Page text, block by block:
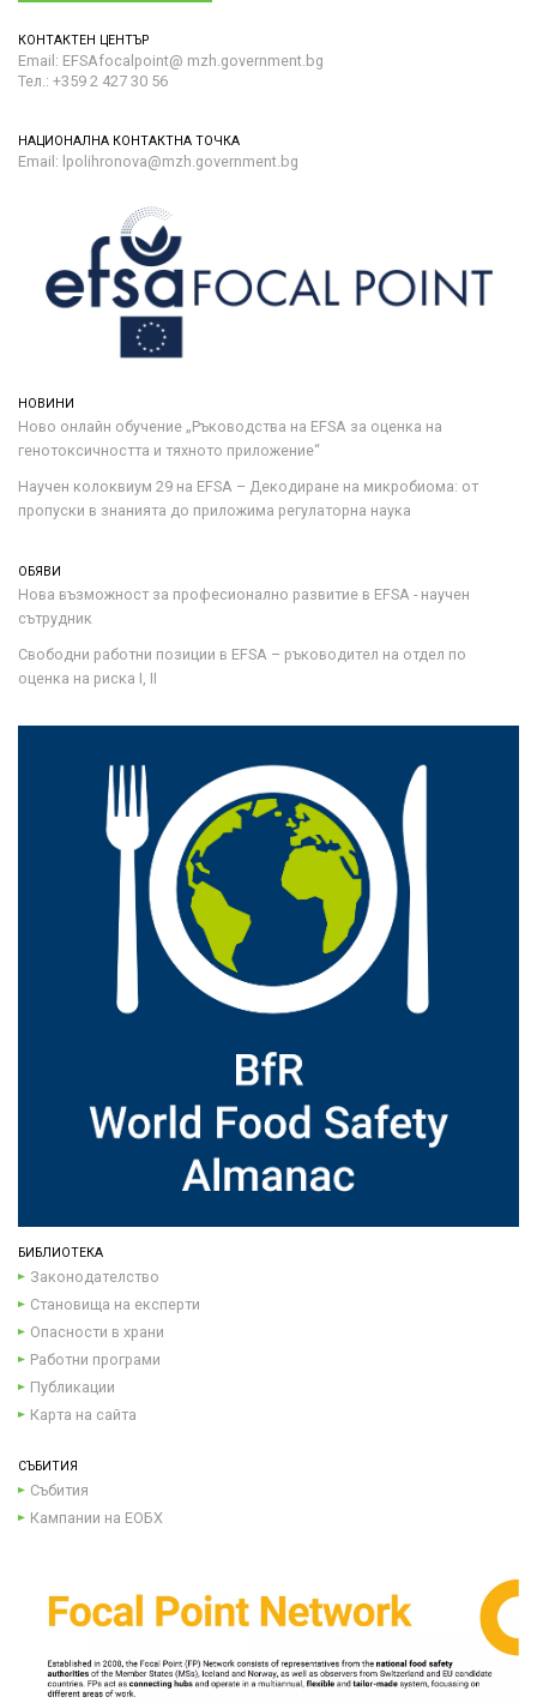
КОНТАКТЕН ЦЕНТЪР
Email: EFSAfocalpoint@ mzh.government.bg
Тел.: +359 2 427 30 56
НАЦИОНАЛНА КОНТАКТНА ТОЧКА
Email: lpolihronova@mzh.government.bg
НОВИНИ
Ново онлайн обучение „Ръководства на ЕFSA за оценка на
генотоксичността и тяхното приложение“
Научен колоквиум 29 на EFSA – Декодиране на микробиома: от
пропуски в знанията до приложима регулаторна наука
ОБЯВИ
Нова възможност за професионално развитие в EFSA - научен
сътрудник
Свободни работни позиции в EFSA – ръководител на отдел по
оценка на риска I, II
БИБЛИОТЕКА
Законодателство
Становища на експерти
Опасности в храни
Работни програми
Публикации
Карта на сайта
СЪБИТИЯ
Събития
Кампании на ЕОБХ